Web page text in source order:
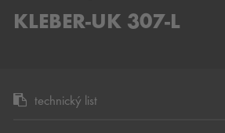
KLEBER-UK 307-L
technický list